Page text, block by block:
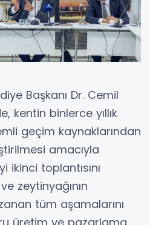
Başkanı Dr. Cemil
kentin binlerce yıllık
geçim kaynaklarından
amacıyla
ikinci toplantısını
zeytinyağının
tüm aşamalarını